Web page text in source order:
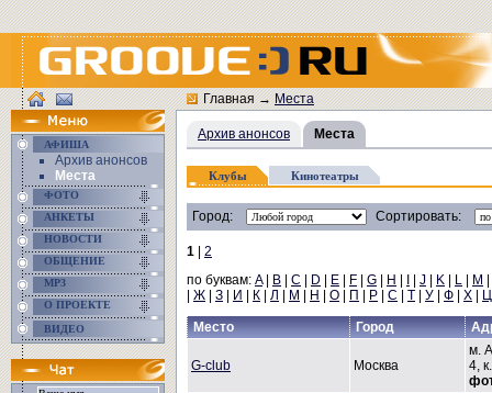
АФИША
Архив анонсов
Места
ФОТО
АНКЕТЫ
НОВОСТИ
ОБЩЕНИЕ
MP3
О ПРОЕКТЕ
ВИДЕО
Главная→Места
Архив анонсов Места
Клубы Кинотеатры
Город: Сортировать:
1
2
по буквам: A| B C D E F G H J K L M
Ж З И К Л М Н О П Р С Т У Ф Х Ц
Место Город
G-club Москва
м.
4,